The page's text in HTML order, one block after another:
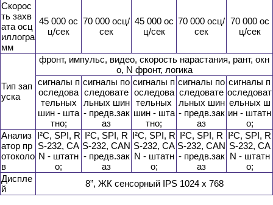
Скорос
ть захв
ата осц
иллогра
мм
45 000 ос
ц/сек
70 000 осц/
сек
45 000 ос
ц/сек
70 000 осц/
сек
70 000 ос
ц/сек
Тип зап
уска
фронт, импульс, видео, скорость нарастания, рант, окн
о, N фронт, логика
сигналы п
оследова
тельных
шин - шта
тно;
сигналы по
следовате
льных шин
- предв.зак
аз
сигналы п
оследова
тельных
шин - шта
тно;
сигналы по
следовате
льных шин
- предв.зак
аз
сигналы п
оследоват
ельных ш
ин - штатн
о;
Анализ
атор пр
отоколо
в
I²C, SPI, R
S-232, CA
N - штатн
о;
I²C, SPI, R
S-232, CAN
- предв.зак
аз
I²C, SPI, R
S-232, CA
N - штатн
о;
I²C, SPI, R
S-232, CAN
- предв.зак
аз
I²C, SPI, R
S-232, CA
N - штатн
о;
Диспле
й
8”, ЖК сенсорный IPS 1024 x 768